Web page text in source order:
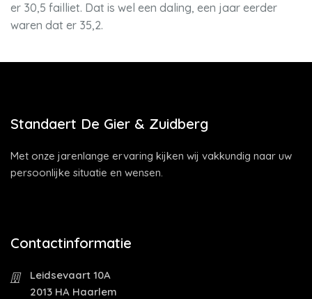
er 30,5 failliet. Dat is wel een daling, een jaar eerder
waren dat er 35,2.
Standaert De Gier & Zuidberg
Met onze jarenlange ervaring kijken wij vakkundig naar uw
persoonlijke situatie en wensen.
Contactinformatie
Leidsevaart 10A
2013 HA Haarlem